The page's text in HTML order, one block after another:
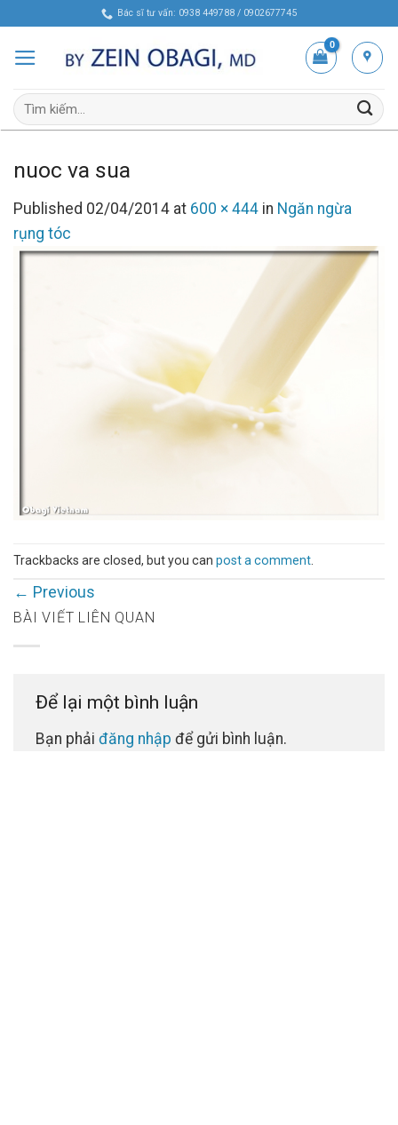
content
Bác sĩ tư vấn: 0938 449788 / 0902677745
Tìm
kiếm:
nuoc va sua
Published 02/04/2014 at 600 × 444 in Ngăn ngừa
rụng tóc
Trackbacks are closed, but you can post a comment.
← Previous
BÀI VIẾT LIÊN QUAN
Để lại một bình luận
Bạn phải đăng nhập để gửi bình luận.